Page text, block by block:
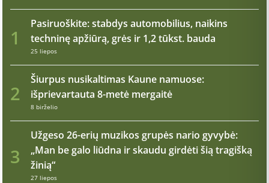
1
Pasiruoškite: stabdys automobilius, naikins
techninę apžiūrą, grės ir 1,2 tūkst. bauda
25 liepos
2
Šiurpus nusikaltimas Kaune namuose:
išprievartauta 8-metė mergaitė
8 birželio
3
Užgeso 26-erių muzikos grupės nario gyvybė:
„Man be galo liūdna ir skaudu girdėti šią tragišką
žinią“
27 liepos